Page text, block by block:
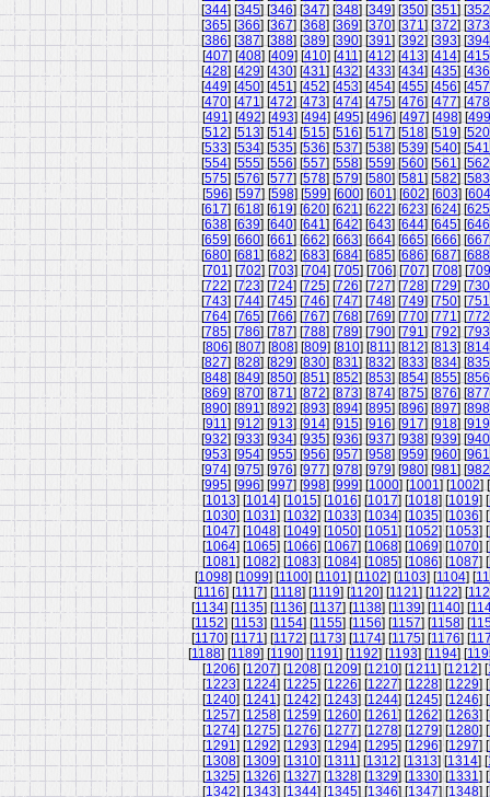
[344] [345] [346] [347] [348] [349] [350] [351] [352
[365] [366] [367] [368] [369] [370] [371] [372] [373
[386] [387] [388] [389] [390] [391] [392] [393] [394
[407] [408] [409] [410] [411] [412] [413] [414] [415
[428] [429] [430] [431] [432] [433] [434] [435] [436
[449] [450] [451] [452] [453] [454] [455] [456] [457
[470] [471] [472] [473] [474] [475] [476] [477] [478
[491] [492] [493] [494] [495] [496] [497] [498] [499
[512] [513] [514] [515] [516] [517] [518] [519] [520
[533] [534] [535] [536] [537] [538] [539] [540] [541
[554] [555] [556] [557] [558] [559] [560] [561] [562
[575] [576] [577] [578] [579] [580] [581] [582] [583
[596] [597] [598] [599] [600] [601] [602] [603] [604
[617] [618] [619] [620] [621] [622] [623] [624] [625
[638] [639] [640] [641] [642] [643] [644] [645] [646
[659] [660] [661] [662] [663] [664] [665] [666] [667
[680] [681] [682] [683] [684] [685] [686] [687] [688
[701] [702] [703] [704] [705] [706] [707] [708] [709
[722] [723] [724] [725] [726] [727] [728] [729] [730
[743] [744] [745] [746] [747] [748] [749] [750] [751
[764] [765] [766] [767] [768] [769] [770] [771] [772
[785] [786] [787] [788] [789] [790] [791] [792] [793
[806] [807] [808] [809] [810] [811] [812] [813] [814
[827] [828] [829] [830] [831] [832] [833] [834] [835
[848] [849] [850] [851] [852] [853] [854] [855] [856
[869] [870] [871] [872] [873] [874] [875] [876] [877
[890] [891] [892] [893] [894] [895] [896] [897] [898
[911] [912] [913] [914] [915] [916] [917] [918] [919
[932] [933] [934] [935] [936] [937] [938] [939] [940
[953] [954] [955] [956] [957] [958] [959] [960] [961
[974] [975] [976] [977] [978] [979] [980] [981] [982
[995] [996] [997] [998] [999] [1000] [1001] [1002] [
[1013] [1014] [1015] [1016] [1017] [1018] [1019] [
[1030] [1031] [1032] [1033] [1034] [1035] [1036] [
[1047] [1048] [1049] [1050] [1051] [1052] [1053] [
[1064] [1065] [1066] [1067] [1068] [1069] [1070] [
[1081] [1082] [1083] [1084] [1085] [1086] [1087] [
[1098] [1099] [1100] [1101] [1102] [1103] [1104] [
[1116] [1117] [1118] [1119] [1120] [1121] [1122] [
[1134] [1135] [1136] [1137] [1138] [1139] [1140] [
[1152] [1153] [1154] [1155] [1156] [1157] [1158] [
[1170] [1171] [1172] [1173] [1174] [1175] [1176] [
[1188] [1189] [1190] [1191] [1192] [1193] [1194] [
[1206] [1207] [1208] [1209] [1210] [1211] [1212] [
[1223] [1224] [1225] [1226] [1227] [1228] [1229] [
[1240] [1241] [1242] [1243] [1244] [1245] [1246] [
[1257] [1258] [1259] [1260] [1261] [1262] [1263] [
[1274] [1275] [1276] [1277] [1278] [1279] [1280] [
[1291] [1292] [1293] [1294] [1295] [1296] [1297] [
[1308] [1309] [1310] [1311] [1312] [1313] [1314] [
[1325] [1326] [1327] [1328] [1329] [1330] [1331] [
[1342] [1343] [1344] [1345] [1346] [1347] [1348] [